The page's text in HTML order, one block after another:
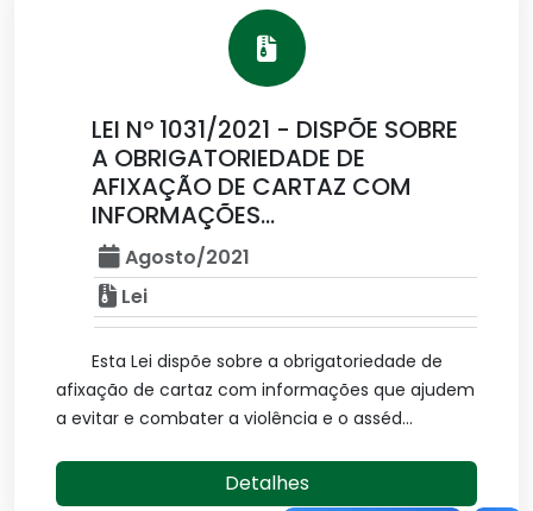
LEI Nº 1031/2021 - DISPÕE SOBRE
A OBRIGATORIEDADE DE
AFIXAÇÃO DE CARTAZ COM
INFORMAÇÕES...
Agosto/2021
Lei
Esta Lei dispõe sobre a obrigatoriedade de
afixação de cartaz com informações que ajudem
a evitar e combater a violência e o asséd...
Detalhes